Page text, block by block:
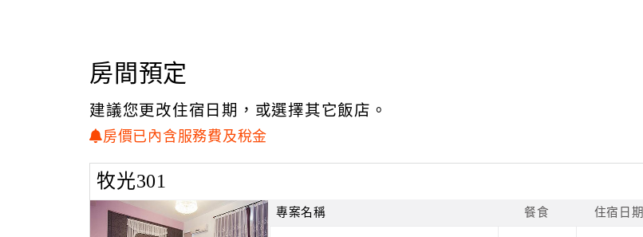
房間預定
建議您更改住宿日期，或選擇其它飯店。
房價已內含服務費及稅金
牧光301
專案名稱 餐食 住宿日期